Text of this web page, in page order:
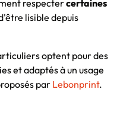
respectercertaines
lisible depuis
optent pour des
et adaptés à un usage
par Lebonprint.